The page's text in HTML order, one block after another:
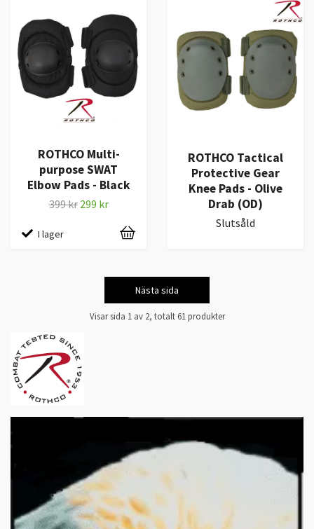
ROTHCO Multi-
purpose SWAT
Elbow Pads - Black
399 kr 299 kr
I lager
ROTHCO Tactical
Protective Gear
Knee Pads - Olive
Drab (OD)
Slutsåld
Nästa sida
Visar sida 1 av 2, totalt 61 produkter